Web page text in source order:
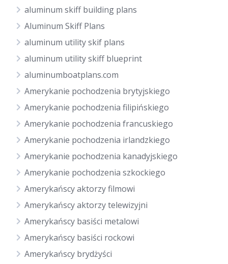
aluminum skiff building plans
Aluminum Skiff Plans
aluminum utility skif plans
aluminum utility skiff blueprint
aluminumboatplans.com
Amerykanie pochodzenia brytyjskiego
Amerykanie pochodzenia filipińskiego
Amerykanie pochodzenia francuskiego
Amerykanie pochodzenia irlandzkiego
Amerykanie pochodzenia kanadyjskiego
Amerykanie pochodzenia szkockiego
Amerykańscy aktorzy filmowi
Amerykańscy aktorzy telewizyjni
Amerykańscy basiści metalowi
Amerykańscy basiści rockowi
Amerykańscy brydżyści